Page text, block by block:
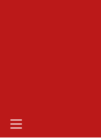
primario